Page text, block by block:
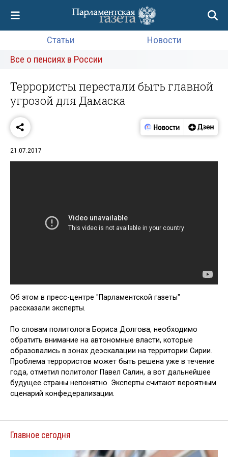
Статьи
Новости
Все о пенсиях в России
Террористы перестали быть главной
угрозой для Дамаска
21.07.2017
Об этом в пресс-центре "Парламентской газеты"
рассказали эксперты.
По словам политолога Бориса Долгова, необходимо
обратить внимание на автономные власти, которые
образовались в зонах деэскалации на территории Сирии.
Проблема террористов может быть решена уже в течение
года, отметил политолог Павел Салин, а вот дальнейшее
будущее страны непонятно. Эксперты считают вероятным
сценарий конфедерализации.
Главное сегодня